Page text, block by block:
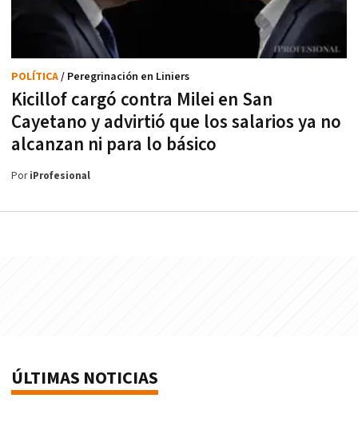
Kicillof cargó contra Milei en San
Cayetano y advirtió que los salarios ya no
alcanzan ni para lo básico
POLÍTICA/ Peregrinación en Liniers
PoriProfesional
ÚLTIMAS NOTICIAS